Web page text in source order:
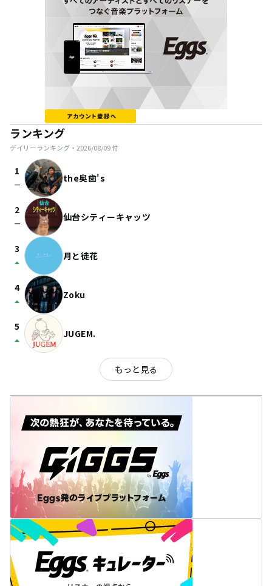
ランキング
デイリーランキング・ 2026/08/09付
1
check_indeterminate_small the奥歯's
2
check_indeterminate_small 仙台シティーキャッツ
3
arrow_drop_up 月と徒花
4
arrow_drop_up Zoku
5
arrow_drop_up JUGEM.
もっと見る